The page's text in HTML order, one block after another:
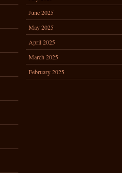
June 2025
May 2025
April 2025
March 2025
February 2025